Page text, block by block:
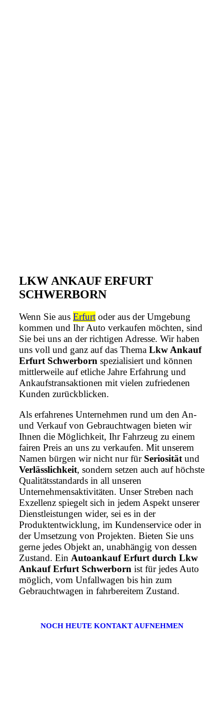
LKW ANKAUF ERFURT
SCHWERBORN
Wenn Sie aus Erfurt oder aus der Umgebung
kommen und Ihr Auto verkaufen möchten, sind
Sie bei uns an der richtigen Adresse. Wir haben
uns voll und ganz auf das Thema Lkw Ankauf
Erfurt Schwerborn spezialisiert und können
mittlerweile auf etliche Jahre Erfahrung und
Ankaufstransaktionen mit vielen zufriedenen
Kunden zurückblicken.
Als erfahrenes Unternehmen rund um den An-
und Verkauf von Gebrauchtwagen bieten wir
Ihnen die Möglichkeit, Ihr Fahrzeug zu einem
fairen Preis an uns zu verkaufen. Mit unserem
Namen bürgen wir nicht nur für Seriosität und
Verlässlichkeit, sondern setzen auch auf höchste
Qualitätsstandards in all unseren
Unternehmensaktivitäten. Unser Streben nach
Exzellenz spiegelt sich in jedem Aspekt unserer
Dienstleistungen wider, sei es in der
Produktentwicklung, im Kundenservice oder in
der Umsetzung von Projekten. Bieten Sie uns
gerne jedes Objekt an, unabhängig von dessen
Zustand. Ein Autoankauf Erfurt durch Lkw
Ankauf Erfurt Schwerborn ist für jedes Auto
möglich, vom Unfallwagen bis hin zum
Gebrauchtwagen in fahrbereitem Zustand.
NOCH HEUTE KONTAKT AUFNEHMEN